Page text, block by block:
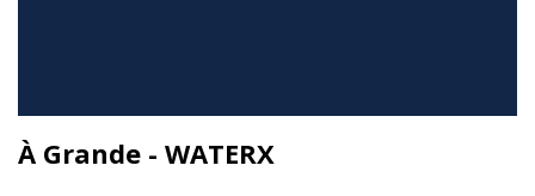
À Grande - WATERX